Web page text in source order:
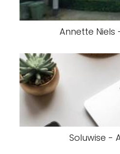
Annette Niels
Soluwise -